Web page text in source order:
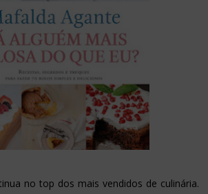
no top dos mais vendidos de culinária.